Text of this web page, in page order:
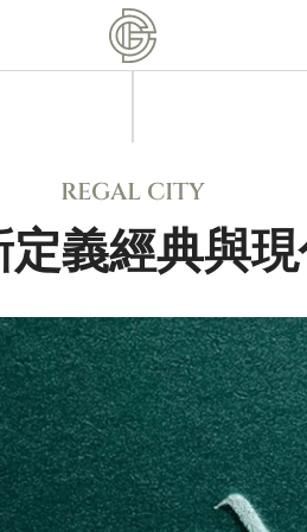
REGAL CITY
定義經典與